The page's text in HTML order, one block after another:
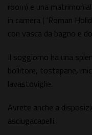
room) e una
in camera ( 'Roman
con vasca da bagno e
Il soggiorno ha una
bollitore, tostapane,
lavastoviglie.
Avrete anche a
asciugacapelli.